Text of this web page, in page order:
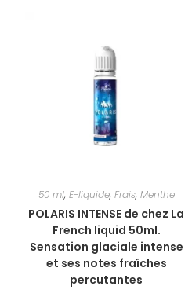
50 ml, E-liquide, Frais, Menthe
POLARIS INTENSE de chez La
French liquid 50ml.
Sensation glaciale intense
et ses notes fraîches
percutantes